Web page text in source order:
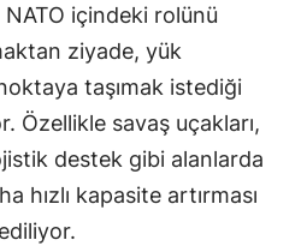
NATO içindeki rolünü
ziyade, yük
taşımak istediği
Özellikle savaş uçakları,
destek gibi alanlarda
hızlı kapasite artırması